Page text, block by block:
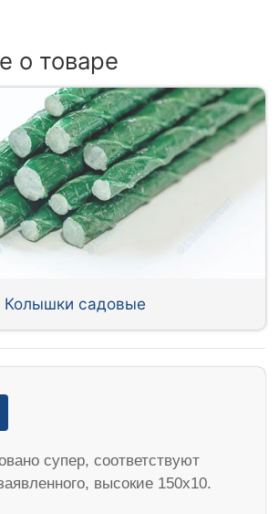
о товаре
Колышки садовые
супер, соответствуют
высокие 150х10.